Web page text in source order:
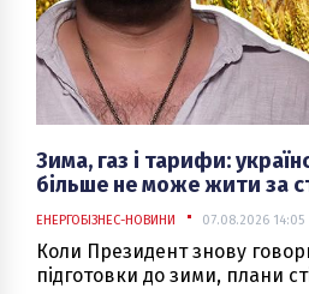
Зима, газ і тарифи:
більше не може жити за
ЕНЕРГОБІЗНЕС-НОВИНИ 07.08.2026 14:05
Коли Президент знову
підготовки до зими, плани